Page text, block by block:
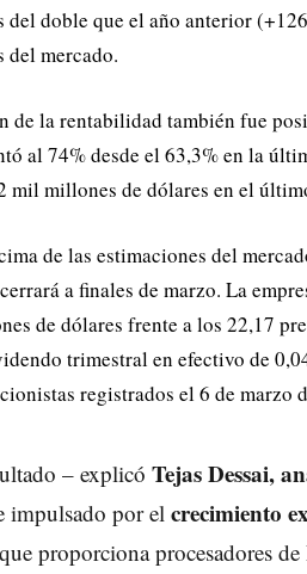
del doble que el año anterior
del mercado.
de la rentabilidad también fue
al 74% desde el 63,3% en la
mil millones de dólares en el
de las estimaciones del
a finales de marzo. La
de dólares frente a los 22,17
trimestral en efectivo de
registrados el 6 de marzo
– explicó Tejas Dessai,
impulsado por el crecimiento
proporciona procesadores